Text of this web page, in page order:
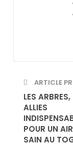
ARTICLE
LES ARBRES,
ALLIES
POUR UN
SAIN AU